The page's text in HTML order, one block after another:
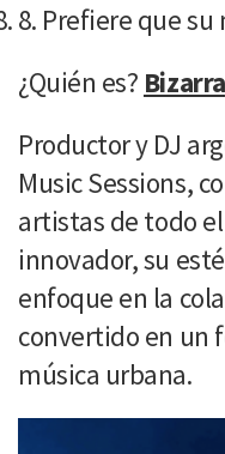
Prefiere que su
¿Quién es?
Productor y DJ
Music Sessions,
artistas de todo
innovador, su
enfoque en la
convertido en un
música urbana.